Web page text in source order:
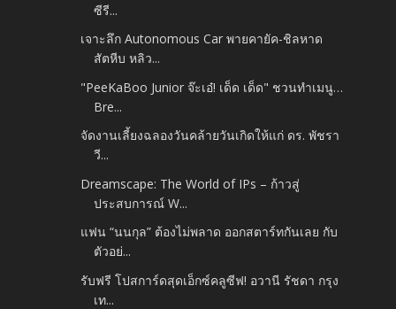
ซีรี...
เจาะลึก Autonomous Car พายคายัค-ชิลหาด
สัตหีบ หลิว...
"PeeKaBoo Junior จ๊ะเอ๋! เด็ด เด็ด" ชวนทำเมนู…
Bre...
จัดงานเลี้ยงฉลองวันคล้ายวันเกิดให้แก่ ดร. พัชรา
วี...
Dreamscape: The World of IPs – ก้าวสู่
ประสบการณ์ W...
แฟน “นนกุล” ต้องไม่พลาด ออกสตาร์ทกันเลย กับ
ตัวอย่...
รับฟรี โปสการ์ดสุดเอ็กซ์คลูซีฟ! อวานี รัชดา กรุง
เท...